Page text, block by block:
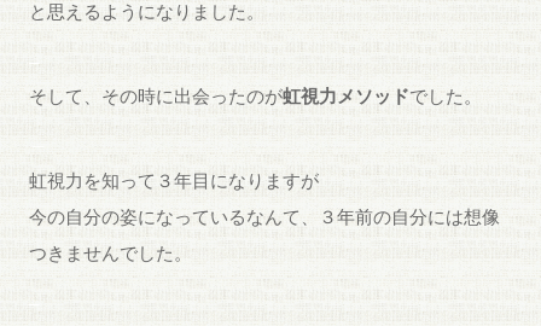
と思えるようになりました。
そして、その時に出会ったのが虹視力メソッドでした。
＿
虹視力を知って３年目になりますが
今の自分の姿になっているなんて、３年前の自分には想像
つきませんでした。